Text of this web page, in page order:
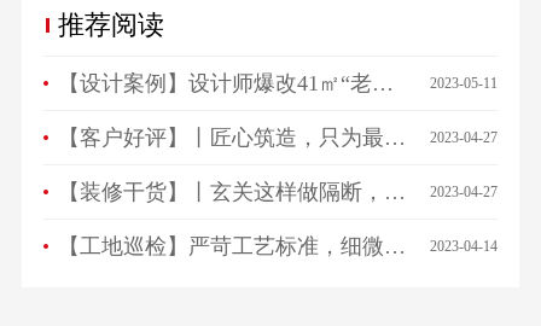
推荐阅读
【设计案例】设计师爆改41㎡“老破小”，一房变三房，住祖孙三代五口人不拥挤！ 2023-05-11
【客户好评】丨匠心筑造，只为最美相遇，来看看ta们怎么说… 2023-04-27
【装修干货】丨玄关这样做隔断，一进门就被惊艳！ 2023-04-27
【工地巡检】严苛工艺标准，细微之处见品质！ 2023-04-14